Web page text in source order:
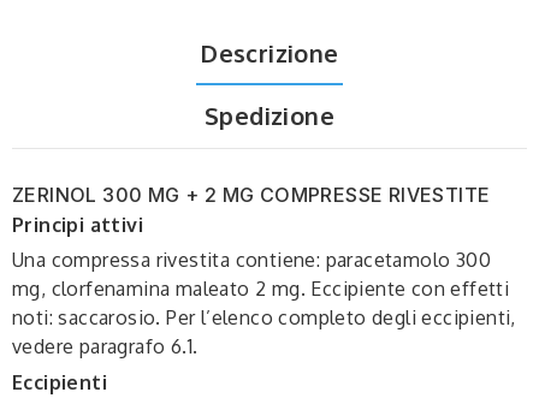
Descrizione
Spedizione
ZERINOL 300 MG + 2 MG COMPRESSE RIVESTITE
Principi attivi
Una compressa rivestita contiene: paracetamolo 300
mg, clorfenamina maleato 2 mg. Eccipiente con effetti
noti: saccarosio. Per l’elenco completo degli eccipienti,
vedere paragrafo 6.1.
Eccipienti